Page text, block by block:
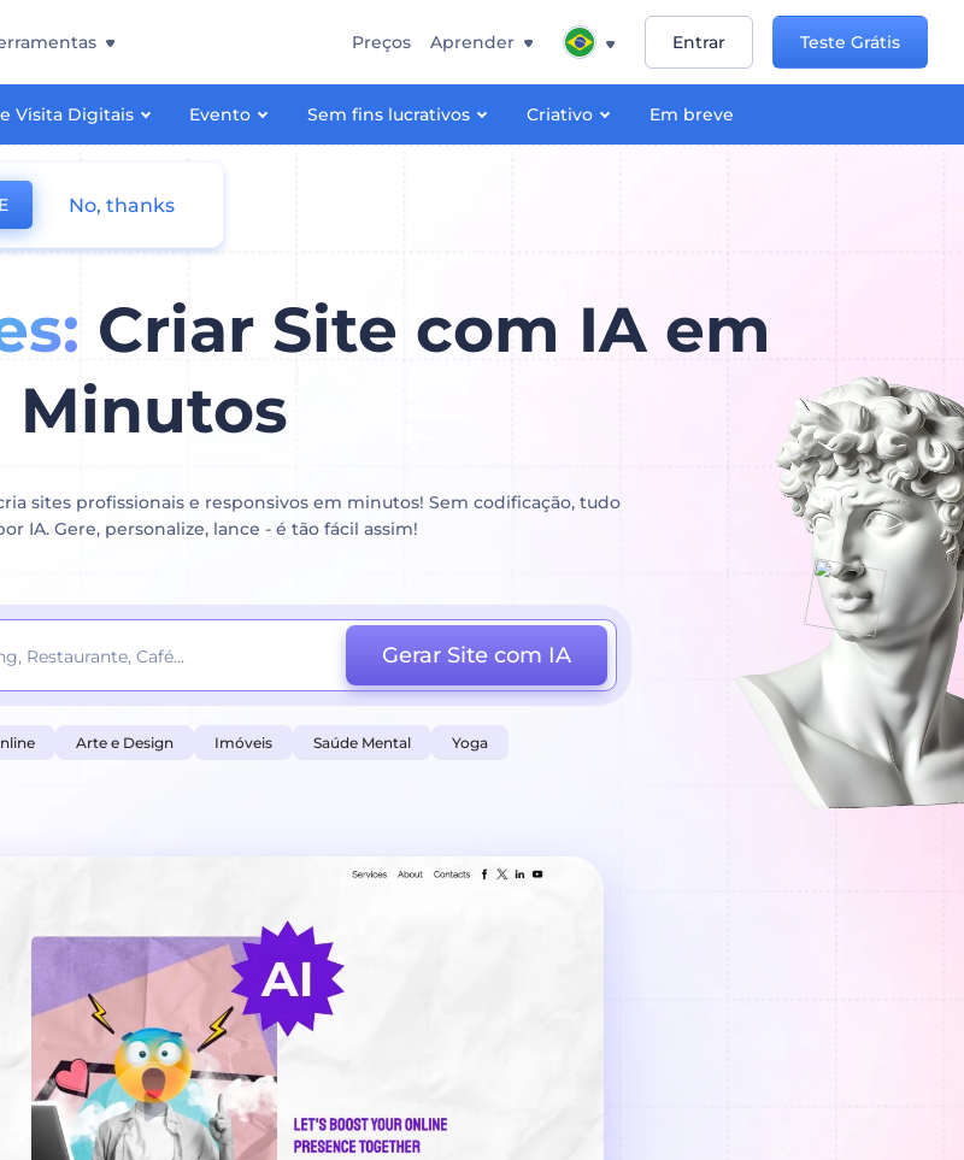
Visita Digitais Evento Sem fins lucrativos Criativo Em breve
Preços Aprender Entrar Teste Grátis
Criar Site com IA em
Minutos
sites profissionais e responsivos em minutos! Sem codificação, tudo
IA. Gere, personalize, lance - é tão fácil assim!
Gerar Site com IA
Arte e Design Imóveis Saúde Mental Yoga
No, thanks